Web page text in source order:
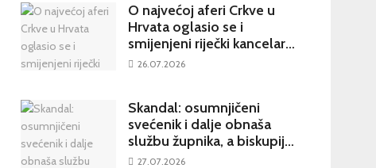
O najvećoj aferi Crkve u
Hrvata oglasio se i
smijenjeni riječki kancelar:
kultura šutnje stvara nove
26.07.2026
Skandal: osumnjičeni
svećenik i dalje obnaša
službu župnika, a biskupija
priopćila da je sve
27.07.2026